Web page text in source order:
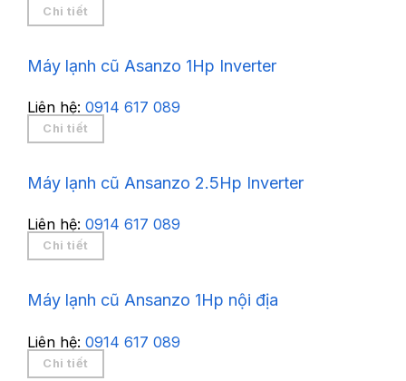
Chi tiết
Máy lạnh cũ Asanzo 1Hp Inverter
Liên hệ: 0914 617 089
Chi tiết
Máy lạnh cũ Ansanzo 2.5Hp Inverter
Liên hệ: 0914 617 089
Chi tiết
Máy lạnh cũ Ansanzo 1Hp nội địa
Liên hệ: 0914 617 089
Chi tiết